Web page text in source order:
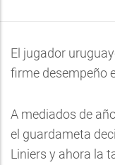
El jugador
firme desempeño
A mediados de
el guardameta
Liniers y ahora la